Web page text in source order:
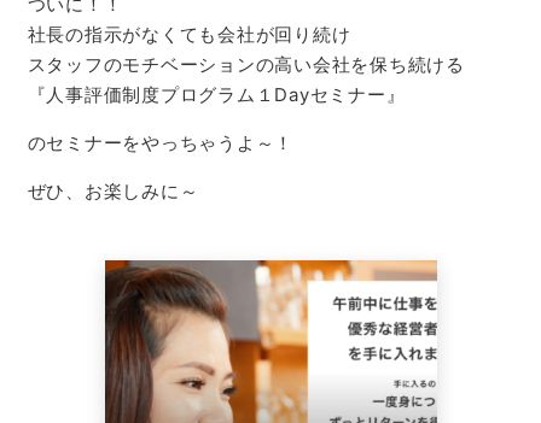
社長の指示がなくても会社が回り続け
スタッフのモチベーションの高い会社を保ち続ける
『人事評価制度プログラム１Dayセミナー』
のセミナーをやっちゃうよ～！
ぜひ、お楽しみに～